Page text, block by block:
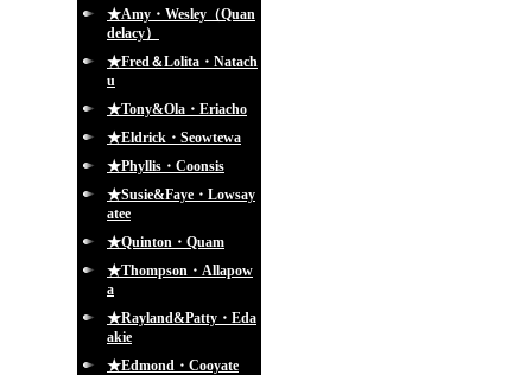
★Amy・Wesley（Quan
delacy）
★Fred＆Lolita・Natach
u
★Tony&Ola・Eriacho
★Eldrick・Seowtewa
★Phyllis・Coonsis
★Susie&Faye・Lowsay
atee
★Quinton・Quam
★Thompson・Allapow
a
★Rayland&Patty・Eda
akie
★Edmond・Cooyate